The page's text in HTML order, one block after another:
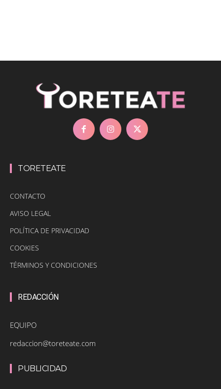
TORETEATE
CONTACTO
AVISO LEGAL
POLÍTICA DE PRIVACIDAD
COOKIES
TÉRMINOS Y CONDICIONES
REDACCIÓN
EQUIPO
redaccion@toreteate.com
PUBLICIDAD